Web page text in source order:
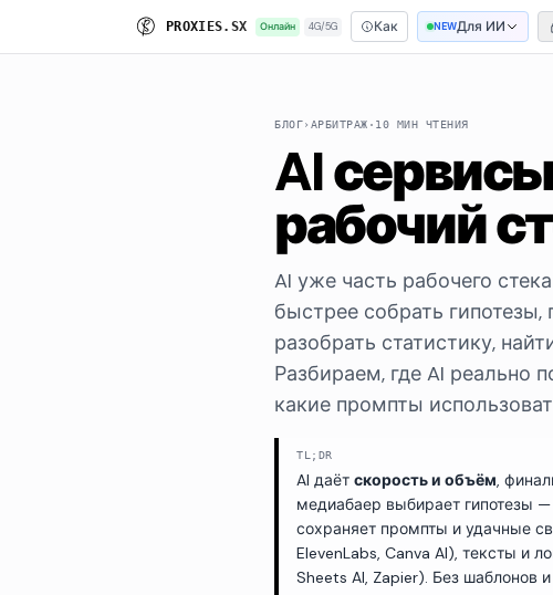
PROXI ES. SX Онлайн 4G/5G Как NEWДля ИИ
БЛОГ› АРБИТРАЖ · 10 МИН ЧТЕНИЯ
AI
рабочий
AI уже часть рабочего
быстрее собрать гипотезы,
разобрать статистику,
Разбираем, где AI реально
какие промпты
TL;DR
AI даёт скорость и объём,
медиабаер выбирает гипотезы
сохраняет промпты и удачные
ElevenLabs, Canva AI), тексты и
Sheets AI, Zapier). Без шаблонов